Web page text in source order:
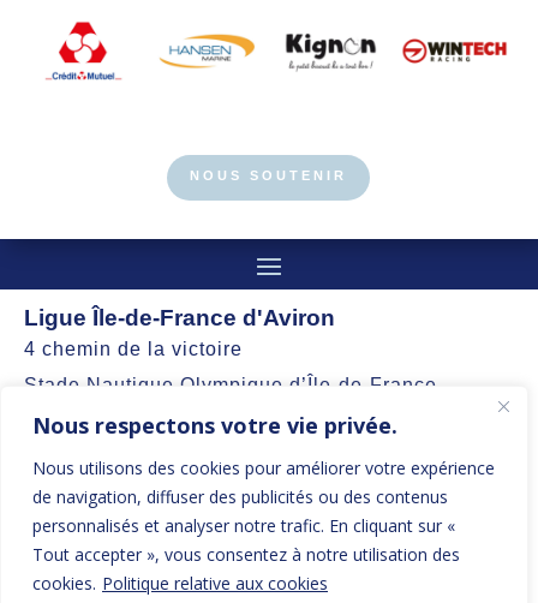
Nous respectons votre vie privée.
Nous utilisons des cookies pour améliorer votre expérience
de navigation, diffuser des publicités ou des contenus
personnalisés et analyser notre trafic. En cliquant sur «
Tout accepter », vous consentez à notre utilisation des
cookies. Politique relative aux cookies
NOUS SOUTENIR
Ligue Île-de-France d'Aviron
4 chemin de la victoire
Stade Nautique Olympique d’Île-de-France
77360 Vaires-sur-Marne
contact@aviron-iledefrance.org
Suivez nos actualités et restez informés